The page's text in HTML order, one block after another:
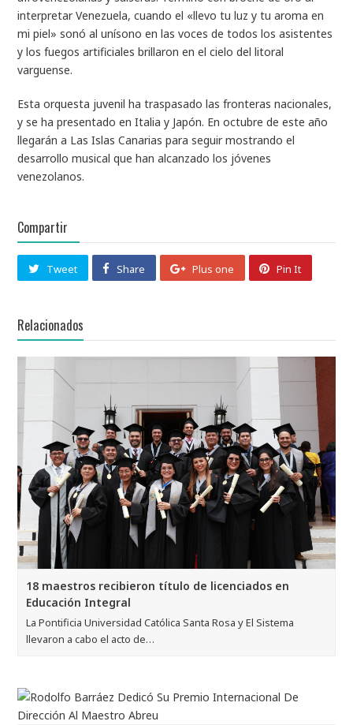
interpretar Venezuela, cuando el «llevo tu luz y tu aroma en
mi piel» sonó al unísono en las voces de todos los asistentes
y los fuegos artificiales brillaron en el cielo del litoral
varguense.
Esta orquesta juvenil ha traspasado las fronteras nacionales,
y se ha presentado en Italia y Japón. En octubre de este año
llegarán a Las Islas Canarias para seguir mostrando el
desarrollo musical que han alcanzado los jóvenes
venezolanos.
Compartir
Tweet Share Plus one Pin It
Relacionados
18 maestros recibieron título de licenciados en
Educación Integral
La Pontificia Universidad Católica Santa Rosa y El Sistema
llevaron a cabo el acto de…